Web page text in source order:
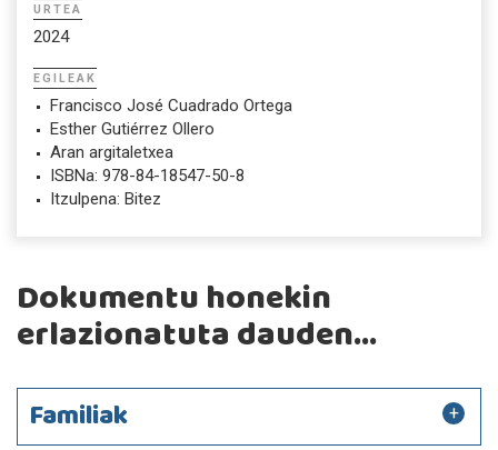
URTEA
2024
EGILEAK
Francisco José Cuadrado Ortega
Esther Gutiérrez Ollero
Aran argitaletxea
ISBNa: 978-84-18547-50-8
Itzulpena: Bitez
Dokumentu honekin
erlazionatuta dauden...
Familiak